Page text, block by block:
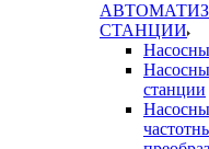
СТАНЦИИ
станции